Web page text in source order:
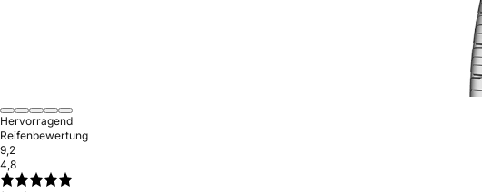
Hervorragend
Reifenbewertung
9,2
4,8